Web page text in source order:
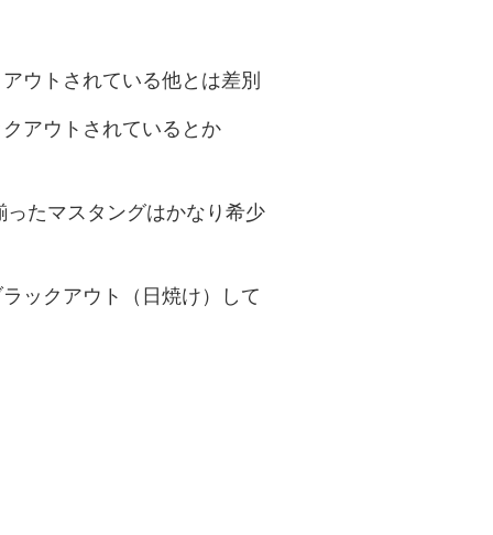
ウトされている他とは差別
アウトされているとか
たマスタングはかなり希少
ックアウト（日焼け）して